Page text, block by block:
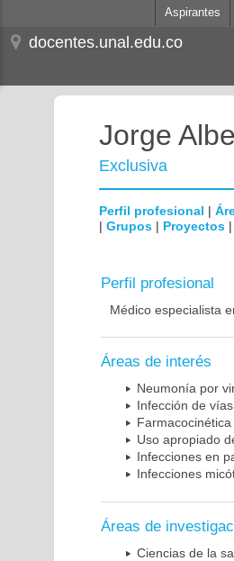
Aspirantes
docentes.unal.edu.co
Jorge
Exclusiva
Perfil profesional |
| Grupos | Proyectos
Perfil profesional
Médico especialista
Áreas de interés
Neumonía por
Infección de
Uso apropiado
Infecciones en
Infecciones
Áreas de
Ciencias de la